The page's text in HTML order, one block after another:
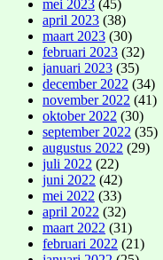
mei 2023 (45)
april 2023 (38)
maart 2023 (30)
februari 2023 (32)
januari 2023 (35)
december 2022 (34)
november 2022 (41)
oktober 2022 (30)
september 2022 (35)
augustus 2022 (29)
juli 2022 (22)
juni 2022 (42)
mei 2022 (33)
april 2022 (32)
maart 2022 (31)
februari 2022 (21)